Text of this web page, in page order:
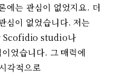
에는 관심이 없었지요. 더
심이 없었습니다. 저는
Scofidio studio나
었습니다. 그 매력에
각적으로